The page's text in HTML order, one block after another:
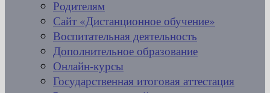
Родителям
Сайт «Дистанционное обучение»
Воспитательная деятельность
Дополнительное образование
Онлайн-курсы
Государственная итоговая аттестация